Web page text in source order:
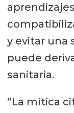
y evitar una
puede
sanitaria.
“La mítica